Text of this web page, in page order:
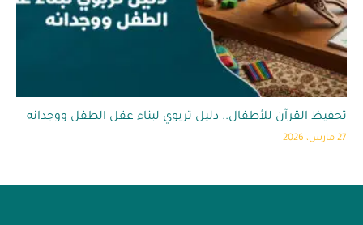
تحفيظ القرآن للأطفال.. دليل تربوي لبناء عقل الطفل ووجدانه
27 مارس، 2026